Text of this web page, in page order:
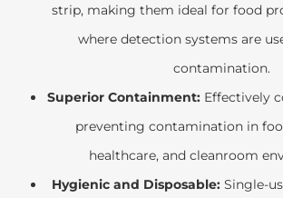
strip, making them ideal for food
where detection systems are
contamination.
Superior Containment:Effectively
preventing contamination in
healthcare, and cleanroom
Hygienic and Disposable: Single-